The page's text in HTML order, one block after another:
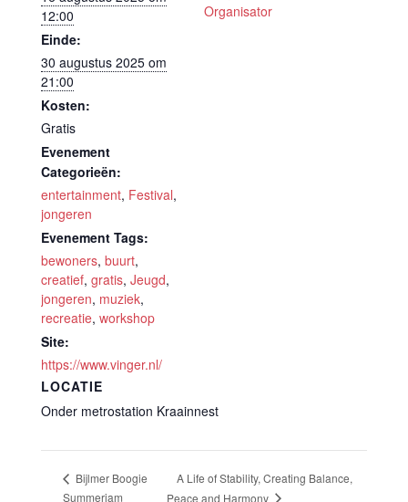
12:00
Einde:
30 augustus 2025 om
21:00
Kosten:
Gratis
Evenement
Categorieën:
entertainment, Festival,
jongeren
Evenement Tags:
bewoners, buurt,
creatief, gratis, Jeugd,
jongeren, muziek,
recreatie, workshop
Site:
https://www.vinger.nl/
LOCATIE
Onder metrostation Kraainnest
Organisator
Bijlmer Boogie
Summerjam
A Life of Stability, Creating Balance,
Peace and Harmony